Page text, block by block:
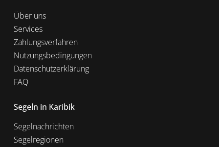
Über uns
Services
Zahlungsverfahren
Nutzungsbedingungen
Datenschutzerklärung
FAQ
Segeln in Karibik
Segelnachrichten
Segelregionen